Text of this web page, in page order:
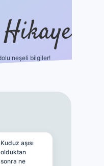
neşeli bilgiler!
Kuduz aşısı
olduktan
sonra ne
hiltonbet giriş